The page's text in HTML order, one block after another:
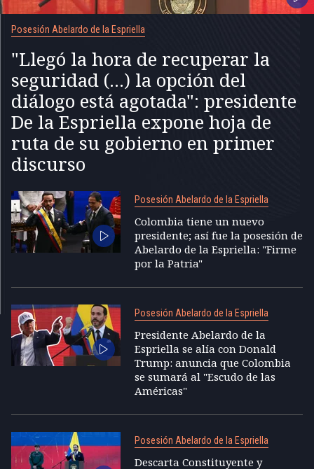
Posesión Abelardo de la Espriella
"Llegó la hora de recuperar la
seguridad (...) la opción del
diálogo está agotada": presidente
De la Espriella expone hoja de
ruta de su gobierno en primer
discurso
Posesión Abelardo de la Espriella
Colombia tiene un nuevo
presidente; así fue la posesión de
Abelardo de la Espriella: "Firme
por la Patria"
Posesión Abelardo de la Espriella
Presidente Abelardo de la
Espriella se alía con Donald
Trump: anuncia que Colombia
se sumará al "Escudo de las
Américas"
Posesión Abelardo de la Espriella
Descarta Constituyente y